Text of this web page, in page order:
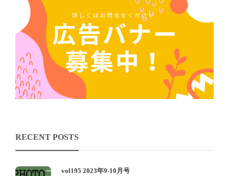
RECENT POSTS
vol195 2023年9-10月号